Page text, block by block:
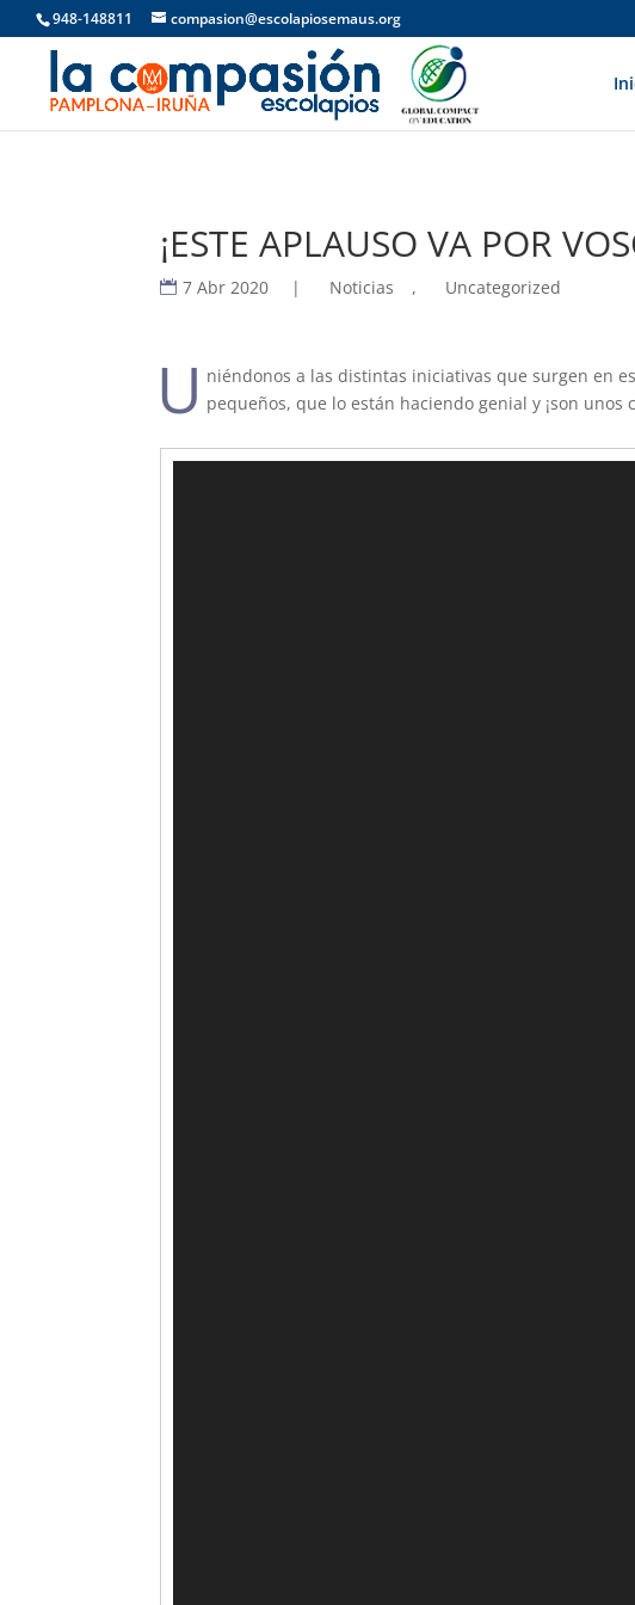
948-148811 compasion@escolapiosemaus.org
¡ESTE APLAUSO VA POR
7 Abr 2020 | Noticias , Uncategorized
U niéndonos a las distintas iniciativas que surgen en
pequeños, que lo están haciendo genial y ¡son unos